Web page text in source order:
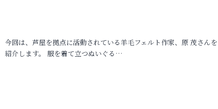
今回は、芦屋を拠点に活動されている羊毛フェルト作家、原 茂さん
紹介します。 服を着て立つぬいぐる…